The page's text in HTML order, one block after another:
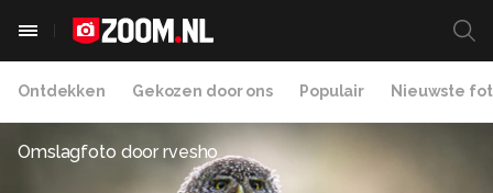
Ontdekken Gekozen door ons Populair Nieuwste
Omslagfoto doorrvesho